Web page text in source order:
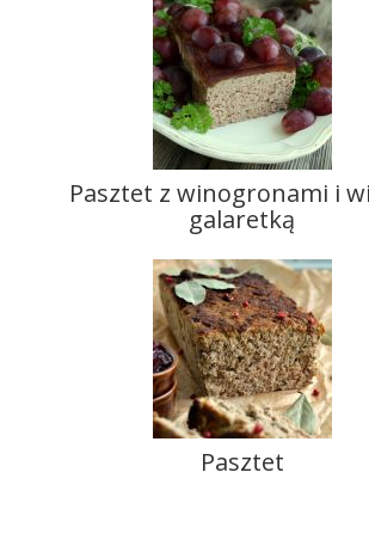
Pasztet z winogronami i
galaretką
Pasztet